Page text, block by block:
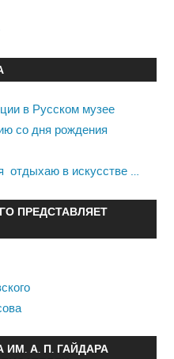
в Русском музее
со дня рождения
отдыхаю в искусстве …
ПРЕДСТАВЛЯЕТ
А. П. ГАЙДАРА